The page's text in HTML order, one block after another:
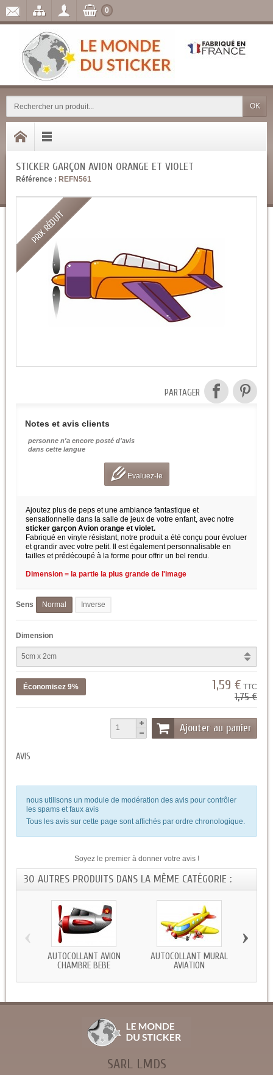
OK
0
STICKER GARÇON AVION ORANGE ET VIOLET
Référence : REFN561
PRIX RÉDUIT
PARTAGER
Notes et avis clients
personne n'a encore posté d'avis
dans cette langue
Evaluez-le
Ajoutez plus de peps et une ambiance fantastique et
sensationnelle dans la salle de jeux de votre enfant, avec notre
sticker garçon Avion orange et violet.
Fabriqué en vinyle résistant, notre produit a été conçu pour évoluer
et grandir avec votre petit. Il est également personnalisable en
tailles et prédécoupé à la forme pour offrir un bel rendu.
Dimension = la partie la plus grande de l'image
Sens Normal Inverse
Dimension
Économisez 9% 1,59 € TTC
1,75 €
Ajouter au panier
AVIS
nous utilisons un module de modération des avis pour contrôler
les spams et faux avis
Tous les avis sur cette page sont affichés par ordre chronologique.
Soyez le premier à donner votre avis !
30 AUTRES PRODUITS DANS LA MÊME CATÉGORIE :
AUTOCOLLANT AVION
CHAMBRE BEBE
AUTOCOLLANT MURAL
AVIATION
‹ ›
SARL LMDS